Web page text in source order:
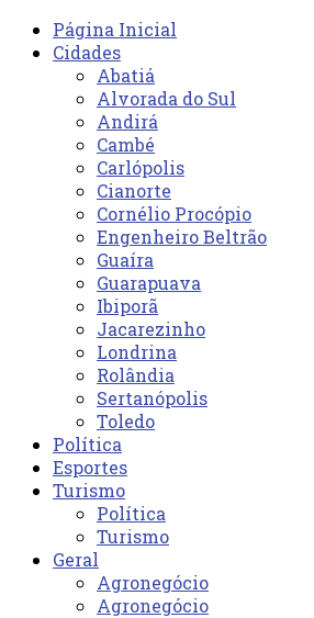
Página Inicial
Cidades
Abatiá
Alvorada do Sul
Andirá
Cambé
Carlópolis
Cianorte
Cornélio Procópio
Engenheiro Beltrão
Guaíra
Guarapuava
Ibiporã
Jacarezinho
Londrina
Rolândia
Sertanópolis
Toledo
Política
Esportes
Turismo
Política
Turismo
Geral
Agronegócio
Agronegócio